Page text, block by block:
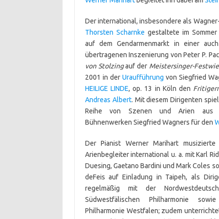
Der international, insbesondere als
Thorsten Scharnke gestaltete im
auf dem Gendarmenmarkt in einer
übertragenen Inszenierung von Peter P.
von Stolzingauf der Meistersinger-
2001 in der Uraufführung von Siegfried
HEILIGE LINDE, op. 13 in Köln den
Andreas Albert. Mit diesem Dirigenten
Reihe von Szenen und Arien aus
Bühnenwerken Siegfried Wagners für den
Der Pianist Werner Marihart
Arienbegleiter international u. a. mit Karl
Duesing, Gaetano Bardini und Mark Coles
deFeis auf Einladung in Taipeh, als
regelmäßig mit der
Südwestfälischen Philharmonie
Philharmonie Westfalen; zudem